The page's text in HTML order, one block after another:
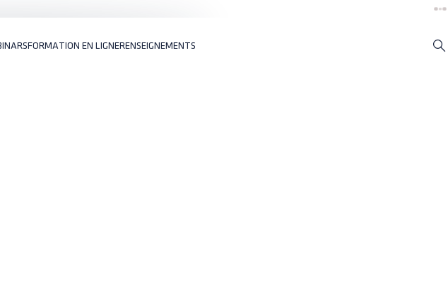
FORMATION EN LIGNERENSEIGNEMENTS